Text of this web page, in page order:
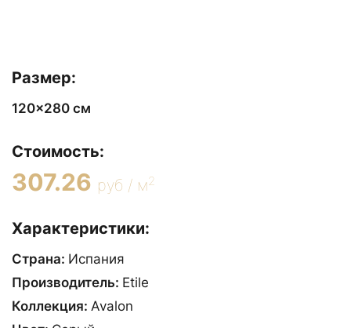
Размер:
120x280 см
Стоимость:
307.26 руб / м2
Характеристики:
Страна: Испания
Производитель: Etile
Коллекция: Avalon